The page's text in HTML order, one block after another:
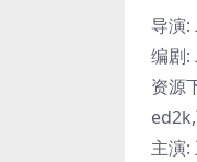
导演:
编剧:
资源
主演: